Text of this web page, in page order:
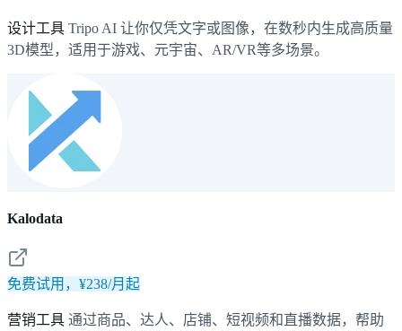
设计工具 Tripo AI 让你仅凭文字或图像，在数秒内生成高质量
3D模型，适用于游戏、元宇宙、AR/VR等多场景。
Kalodata
免费试用，¥238/月起
营销工具 通过商品、达人、店铺、短视频和直播数据，帮助